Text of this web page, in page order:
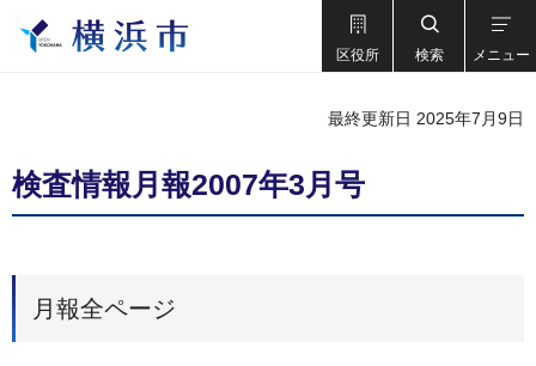
区役所 検索 メニュー
最終更新日 2025年7月9日
検査情報月報2007年3月号
月報全ページ